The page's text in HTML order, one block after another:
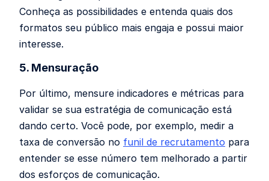
Conheça as possibilidades e entenda quais dos
formatos seu público mais engaja e possui maior
interesse.
5. Mensuração
Por último, mensure indicadores e métricas para
validar se sua estratégia de comunicação está
dando certo. Você pode, por exemplo, medir a
taxa de conversão no funil de recrutamento para
entender se esse número tem melhorado a partir
dos esforços de comunicação.